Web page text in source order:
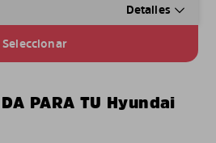
Detalles
Seleccionar
PARA TU Hyundai